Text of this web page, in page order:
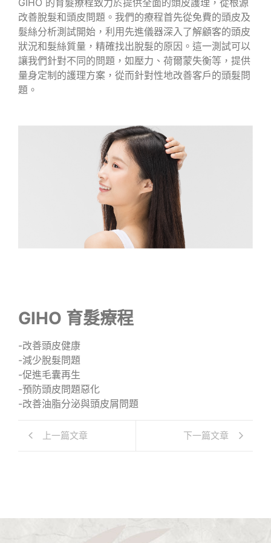
改善脫髮和頭皮問題。我們的療程首先從免費的頭皮及
髮絲分析測試開始，利用先進儀器深入了解顧客的頭皮
狀況和髮絲質量，精確找出脫髮的原因。這一測試可以
讓我們針對不同的問題，如壓力、荷爾蒙失衡等，提供
量身定制的護理方案，從而針對性地改善客戶的頭髮問
題。
GIHO 育髮療程
-改善頭皮健康
-減少脫髮問題
-促進毛囊再生
-預防頭皮問題惡化
-改善油脂分泌與頭皮屑問題
上一篇文章 下一篇文章